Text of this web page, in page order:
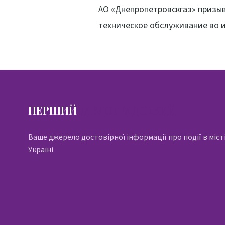
АО «Днепропетровскгаз»
техническое обслуживание
ПЕРШИЙ
Ваше джерело достовірної інформації про події в
Україні